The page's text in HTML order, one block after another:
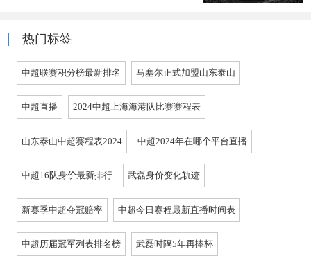
热门标签
中超联赛积分榜最新排名 马塞尔正式加盟山东泰山
中超直播 2024中超上海海港队比赛赛程表
山东泰山中超赛程表2024 中超2024年在哪个平台直播
中超16队身价最新排行 武磊身价变化轨迹
新赛季中超夺冠赔率 中超今日赛程最新直播时间表
中超历届冠军列表排名榜 武磊时隔5年再捧杯